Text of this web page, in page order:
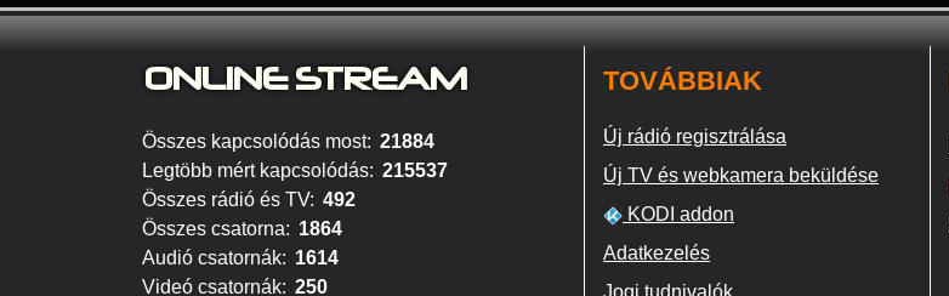
ONLINE STREAM
Összes kapcsolódás most: 21884
Legtöbb mért kapcsolódás: 215537
Összes rádió és TV: 492
Összes csatorna: 1864
Audió csatornák: 1614
Videó csatornák: 250
TOVÁBBIAK
Új rádió regisztrálása
Új TV és webkamera beküldése
KODI addon
Adatkezelés
Jogi tudnivalók